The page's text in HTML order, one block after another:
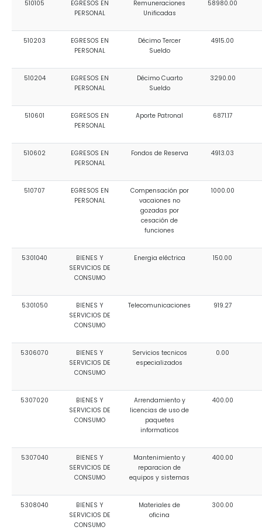
Convocatorias
GESTIÓN ADMINISTRATIVA
Plan Anual Contratación - PAC
Convenios Institucionales
PRESUPUESTO: EJECUCIÓN Y REPORTES
Cédulas presupuestarias y balances
Procesos de contratación
Ejecución Presupuestaria
510105
EGRESOS EN
PERSONAL
Remuneraciones
Unificadas
58980.00
510203
EGRESOS EN
PERSONAL
Décimo Tercer
Sueldo
4915.00
510204
EGRESOS EN
PERSONAL
Décimo Cuarto
Sueldo
3290.00
510601
EGRESOS EN
PERSONAL
Aporte Patronal 6871.17
510602
EGRESOS EN
PERSONAL
Fondos de Reserva 4913.03
510707
EGRESOS EN
PERSONAL
Compensación por
vacaiones no
gozadas por
cesación de
funciones
1000.00
5301040
BIENES Y
SERVICIOS DE
CONSUMO
Energia eléctrica 150.00
5301050
BIENES Y
SERVICIOS DE
CONSUMO
Telecomunicaciones 919.27
5306070
BIENES Y
SERVICIOS DE
CONSUMO
Servicios tecnicos
especializados
0.00
5307020
BIENES Y
SERVICIOS DE
CONSUMO
Arrendamiento y
licencias de uso de
paquetes
informaticos
400.00
5307040
BIENES Y
SERVICIOS DE
CONSUMO
Mantenimiento y
reparacion de
equipos y sistemas
400.00
5308040
BIENES Y
SERVICIOS DE
CONSUMO
Materiales de
oficina
300.00